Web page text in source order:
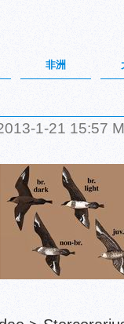
非洲
1-21 15:57